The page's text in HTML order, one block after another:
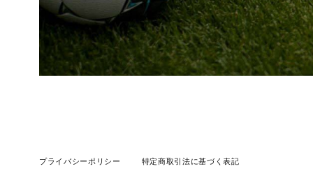
プライバシーポリシー 特定商取引法に基づく表記